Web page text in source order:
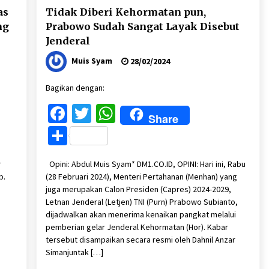
Tidak Diberi Kehormatan pun,
Prabowo Sudah Sangat Layak Disebut
Jenderal
Muis Syam 28/02/2024
Bagikan dengan:
Facebook
Twitter
WhatsApp
Share
Share
Opini: Abdul Muis Syam* DM1.CO.ID, OPINI: Hari ini, Rabu
(28 Februari 2024), Menteri Pertahanan (Menhan) yang
juga merupakan Calon Presiden (Capres) 2024-2029,
Letnan Jenderal (Letjen) TNI (Purn) Prabowo Subianto,
dijadwalkan akan menerima kenaikan pangkat melalui
pemberian gelar Jenderal Kehormatan (Hor). Kabar
tersebut disampaikan secara resmi oleh Dahnil Anzar
Simanjuntak […]